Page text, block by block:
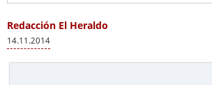
Redacción El Heraldo
14.11.2014